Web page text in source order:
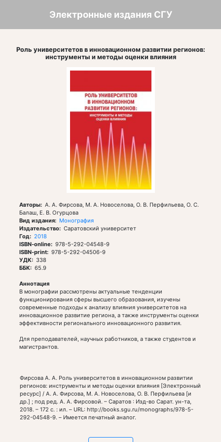
содержанию
Электронные издания СГУ
Роль университетов в инновационном развитии регионов:
инструменты и методы оценки влияния
Авторы
А. А. Фирсова, М. А. Новоселова, О. В. Перфильева, О. С.
Балаш, Е. В. Огурцова
Вид издания
Монография
Издательство
Саратовский университет
Год
2018
ISBN-online
978-5-292-04548-9
ISBN-print
978-5-292-04506-9
УДК
338
ББК
65.9
Аннотация
В монографии рассмотрены актуальные тенденции
функционирования сферы высшего образования, изучены
современные подходы к анализу влияния университетов на
инновационное развитие региона, а также инструменты оценки
эффективности регионального инновационного развития.
Для преподавателей, научных работников, а также студентов и
магистрантов.
Фирсова А. А. Роль университетов в инновационном развитии
регионов: инструменты и методы оценки влияния [Электронный
ресурс] / А. А. Фирсова, М. А. Новоселова, О. В. Перфильева [и
др.] ; под ред. А. А. Фирсовой. – Саратов : Изд-во Сарат. ун-та,
2018. – 172 с. : ил. – URL: http://books.sgu.ru/monographs/978-5-
292-04548-9. – Имеется печатный аналог.